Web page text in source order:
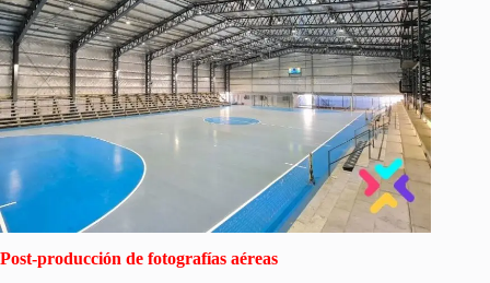
Post-producción de fotografías aéreas